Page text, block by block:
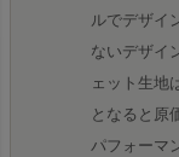
ルでデザイ
ないデザイ
ェット生地
となると原
パフォーマ